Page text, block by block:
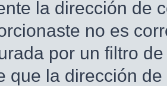
la dirección de
no es
por un filtro
que la dirección